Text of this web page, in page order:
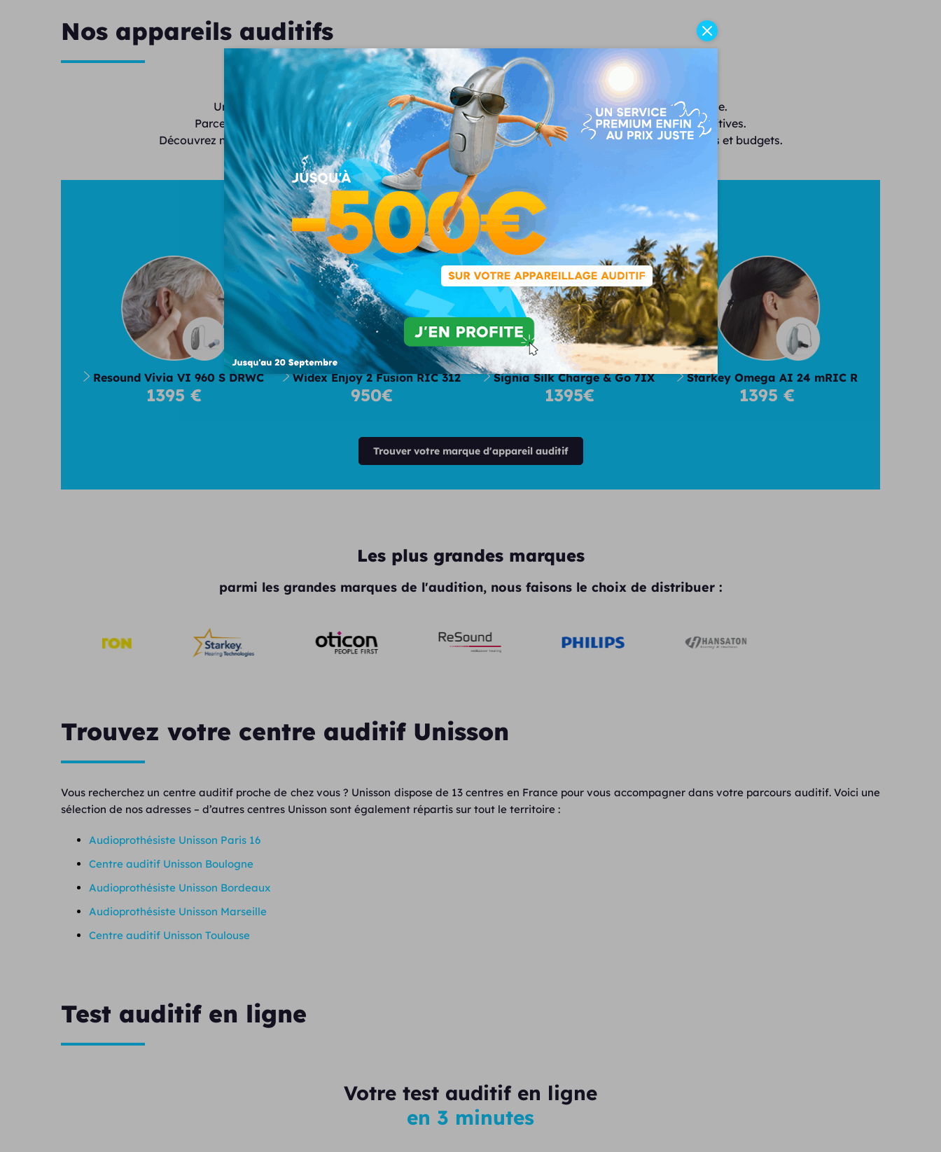
Nos appareils auditifs
Unisson propose des appareils auditifs de dernière génération alliant discrétion et performance.
Parce que chaque audition est unique, nous collaborons avec les meilleures marques d'aides auditives.
Découvrez nos modèles invisibles, connectés ou rechargeables, conçus pour répondre à tous les besoins et budgets.
Notre sélection d'appareils auditifs 2026
Resound Vivia VI 960 S DRWC
1395 €
Widex Enjoy 2 Fusion RIC 312
950€
Signia Silk Charge & Go 7IX
1395€
Starkey Omega AI 24 mRIC R
1395 €
Trouver votre marque d'appareil auditif
Les plus grandes marques
parmi les grandes marques de l'audition, nous faisons le choix de distribuer :
Trouvez votre centre auditif Unisson
Vous recherchez un centre auditif proche de chez vous ? Unisson dispose de 13 centres en France pour vous accompagner dans votre parcours auditif. Voici une
sélection de nos adresses – d’autres centres Unisson sont également répartis sur tout le territoire :
Audioprothésiste Unisson Paris 16
Centre auditif Unisson Boulogne
Audioprothésiste Unisson Bordeaux
Audioprothésiste Unisson Marseille
Centre auditif Unisson Toulouse
Test auditif en ligne
Votre test auditif en ligne
en 3 minutes